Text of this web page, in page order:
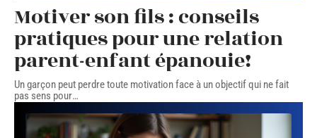
Motiver son fils : conseils
pratiques pour une relation
parent-enfant épanouie!
Un garçon peut perdre toute motivation face à un objectif qui ne fait
pas sens pour…